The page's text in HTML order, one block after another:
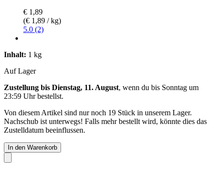
€ 1,89
(€ 1,89 / kg)
5.0 (2)
Inhalt: 1 kg
Auf Lager
Zustellung bis Dienstag, 11. August, wenn du bis Sonntag um
23:59 Uhrbestellst.
Von diesem Artikel sind nur noch 19 Stück in unserem Lager.
Nachschub ist unterwegs! Falls mehr bestellt wird, könnte dies das
Zustelldatum beeinflussen.
In den Warenkorb